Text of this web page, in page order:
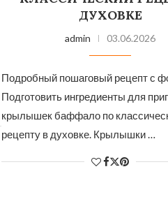
ДУХОВКЕ
admin 03.06.2026
Подробный пошаговый рецепт с
Подготовить ингредиенты для
крылышек баффало по
рецепту в духовке. Крылышки …